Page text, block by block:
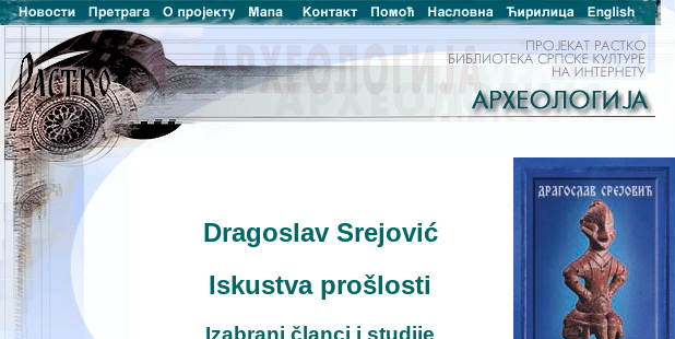
Dragoslav Srejović
Iskustva prošlosti
Izabrani članci i studije